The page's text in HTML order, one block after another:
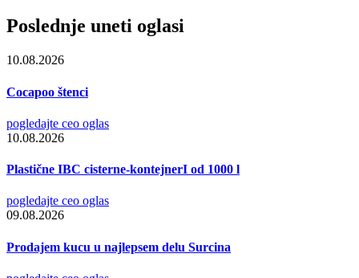
Poslednje uneti oglasi
10.08.2026
Cocapoo štenci
pogledajte ceo oglas
10.08.2026
Plastične IBC cisterne-kontejnerI od 1000 l
pogledajte ceo oglas
09.08.2026
Prodajem kucu u najlepsem delu Surcina